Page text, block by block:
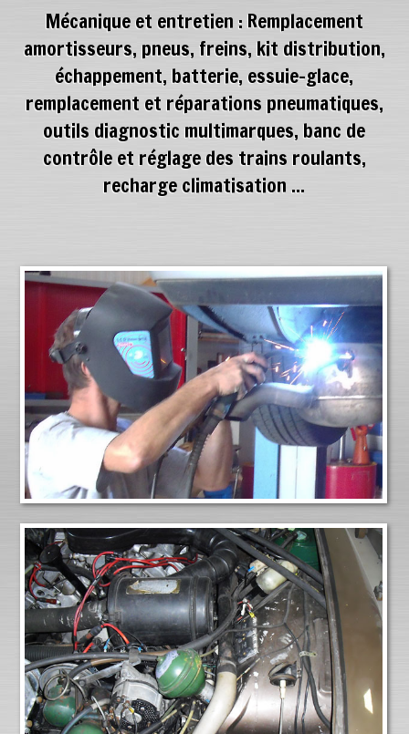
Mécanique et entretien : Remplacement
amortisseurs, pneus, freins, kit distribution,
échappement, batterie, essuie-glace,
remplacement et réparations pneumatiques,
outils diagnostic multimarques, banc de
contrôle et réglage des trains roulants,
recharge climatisation ...